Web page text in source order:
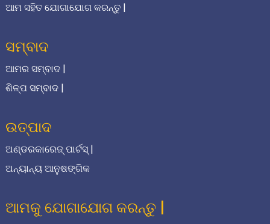
ଆମ ସହିତ ଯୋଗାଯୋଗ କରନ୍ତୁ |
ସମ୍ବାଦ
ଆମର ସମ୍ବାଦ |
ଶିଳ୍ପ ସମ୍ବାଦ |
ଉତ୍ପାଦ
ଅଣ୍ଡରକାରେଜ୍ ପାର୍ଟସ୍ |
ଅନ୍ୟାନ୍ୟ ଆନୁଷଙ୍ଗିକ
ଆମକୁ ଯୋଗାଯୋଗ କରନ୍ତୁ |